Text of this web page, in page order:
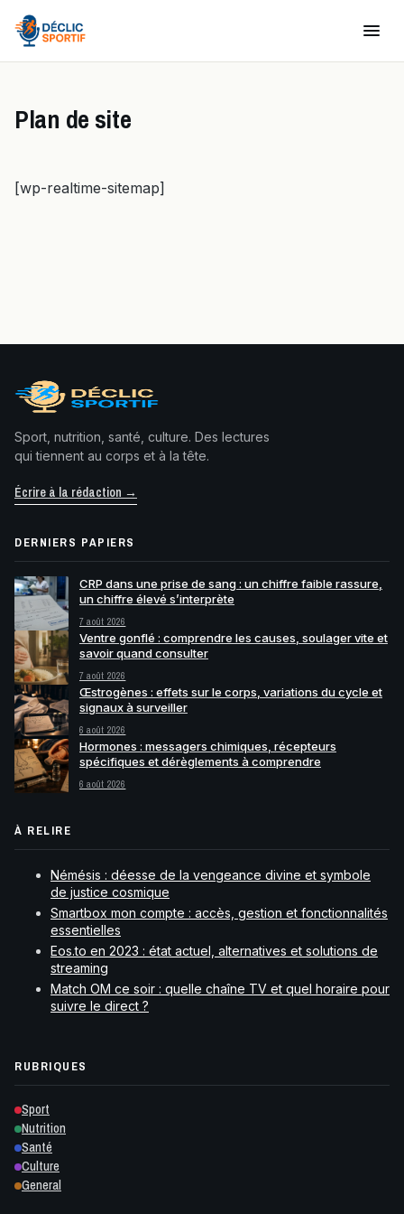
Plan de site
[wp-realtime-sitemap]
Sport, nutrition, santé, culture. Des lectures
qui tiennent au corps et à la tête.
Écrire à la rédaction →
DERNIERS PAPIERS
CRP dans une prise de sang : un chiffre faible rassure,
un chiffre élevé s’interprète
7 août 2026
Ventre gonflé : comprendre les causes, soulager vite et
savoir quand consulter
7 août 2026
Œstrogènes : effets sur le corps, variations du cycle et
signaux à surveiller
6 août 2026
Hormones : messagers chimiques, récepteurs
spécifiques et dérèglements à comprendre
6 août 2026
À RELIRE
Némésis : déesse de la vengeance divine et symbole
de justice cosmique
Smartbox mon compte : accès, gestion et fonctionnalités
essentielles
Eos.to en 2023 : état actuel, alternatives et solutions de
streaming
Match OM ce soir : quelle chaîne TV et quel horaire pour
suivre le direct ?
RUBRIQUES
Sport
Nutrition
Santé
Culture
General